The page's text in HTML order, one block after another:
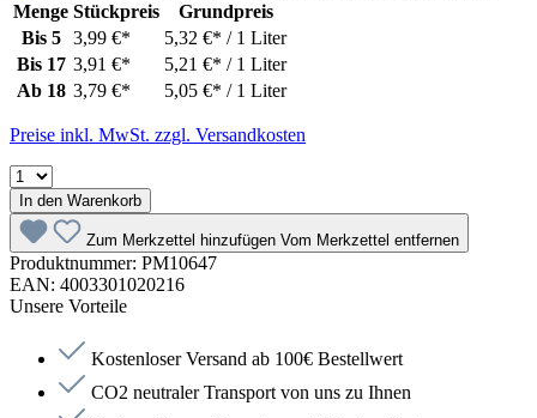
Menge Stückpreis
Grundpreis
Bis 5 3,99 €*
5,32 €* / 1 Liter
Bis 17 3,91 €*
5,21 €* / 1 Liter
Ab 18 3,79 €* 5,05 €* / 1 Liter
Preise inkl. MwSt. zzgl. Versandkosten
In den Warenkorb
Zum Merkzettel hinzufügen Vom Merkzettel entfernen
Produktnummer: PM10647
EAN: 4003301020216
Unsere Vorteile
Kostenloser Versand ab 100€ Bestellwert
CO2 neutraler Transport von uns zu Ihnen